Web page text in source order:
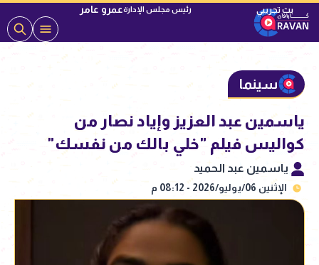
رئيس مجلس الإدارةعمرو عامر
سينما
ياسمين عبد العزيز وإياد نصار من
كواليس فيلم "خلي بالك من نفسك"
ياسمين عبد الحميد
الإثنين 06/يوليو/2026 - 08:12 م